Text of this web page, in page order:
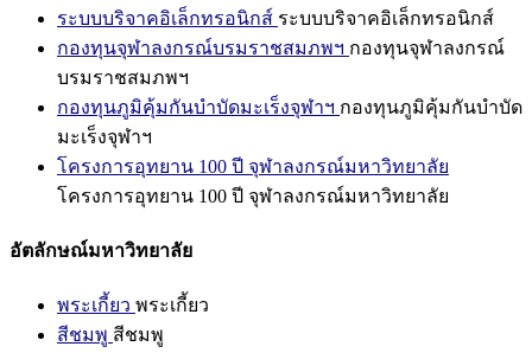
ระบบบริจาคอิเล็กทรอนิกส์ ระบบบริจาคอิเล็กทรอนิกส์
กองทุนจุฬาลงกรณ์บรมราชสมภพฯ กองทุนจุฬาลงกรณ์
บรมราชสมภพฯ
กองทุนภูมิคุ้มกันบำบัดมะเร็งจุฬาฯ กองทุนภูมิคุ้มกันบำบัด
มะเร็งจุฬาฯ
โครงการอุทยาน 100 ปี จุฬาลงกรณ์มหาวิทยาลัย
โครงการอุทยาน 100 ปี จุฬาลงกรณ์มหาวิทยาลัย
อัตลักษณ์มหาวิทยาลัย
พระเกี้ยว พระเกี้ยว
สีชมพู สีชมพู